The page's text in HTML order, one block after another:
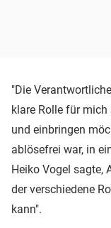
"Die
klare Rolle für
und einbringen
ablösefrei war, in
Heiko Vogel sagte,
der verschiedene
kann".